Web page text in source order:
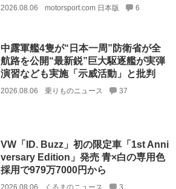
2026.08.06 motorsport.com 日本版 6
中露軍艦4隻が“日本一周”防衛省が全
航路を公開“最新鋭”巨大駆逐艦が実弾
演習なども実施「示威活動」と批判
2026.08.06 乗りものニュース 37
VW「ID. Buzz」初の限定車「1st Anni
versary Edition」発売 青×白の専用色
採用で979万7000円から
2026.08.06 くるまのニュース 3